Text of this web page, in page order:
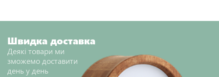
Швидка доставка
Деякі товари ми
зможемо доставити
день у день